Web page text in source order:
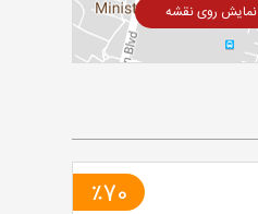
نمایش روی نقشه
٪70